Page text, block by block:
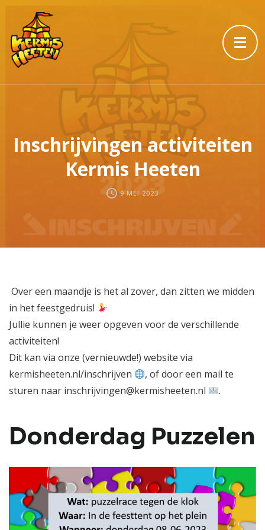
Inschrijvingen activiteiten
Kermis Heeten
9 MEI 2023
Overeen maandje is het al zover, dan zitten we midden
in het feestgedruis!
Jullie kunnen je weer opgeven voor de verschillende
activiteiten!
Dit kan via onze (vernieuwde!) website via
kermisheeten.nl/inschrijven
, of door een mail te
sturen naar inschrijvingen@kermisheeten.nl
.
Donderdag Puzzelen